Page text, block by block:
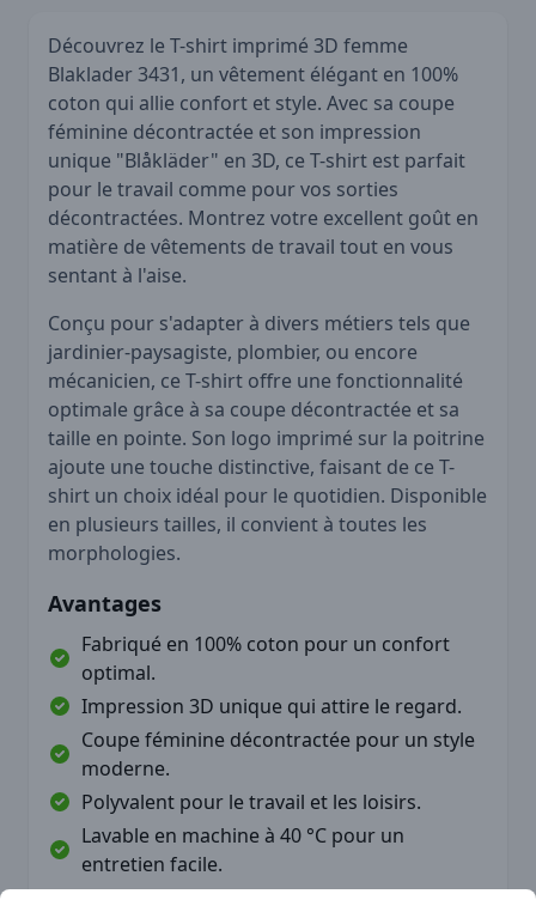
Découvrez le T-shirt imprimé 3D femme
Blaklader 3431, un vêtement élégant en 100%
coton qui allie confort et style. Avec sa coupe
féminine décontractée et son impression
unique "Blåkläder" en 3D, ce T-shirt est parfait
pour le travail comme pour vos sorties
décontractées. Montrez votre excellent goût en
matière de vêtements de travail tout en vous
sentant à l'aise.
Conçu pour s'adapter à divers métiers tels que
jardinier-paysagiste, plombier, ou encore
mécanicien, ce T-shirt offre une fonctionnalité
optimale grâce à sa coupe décontractée et sa
taille en pointe. Son logo imprimé sur la poitrine
ajoute une touche distinctive, faisant de ce T-
shirt un choix idéal pour le quotidien. Disponible
en plusieurs tailles, il convient à toutes les
morphologies.
Avantages
Fabriqué en 100% coton pour un confort
optimal.
Impression 3D unique qui attire le regard.
Coupe féminine décontractée pour un style
moderne.
Polyvalent pour le travail et les loisirs.
Lavable en machine à 40 °C pour un
entretien facile.